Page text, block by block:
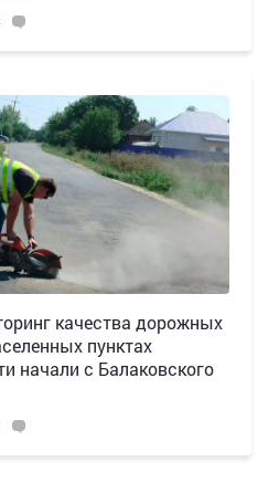
качества дорожных
пунктах
начали с Балаковского